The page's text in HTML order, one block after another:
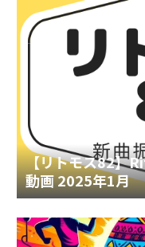
【リトモス82】
動画 2025年1月